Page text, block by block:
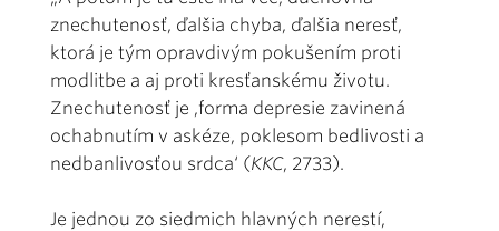
znechutenosť, ďalšia chyba, ďalšia neresť,
ktorá je tým opravdivým pokušením proti
modlitbe a aj proti kresťanskému životu.
Znechutenosť je ,forma depresie zavinená
ochabnutím v askéze, poklesom bedlivosti a
nedbanlivosťou srdca‘ (KKC, 2733).
Je jednou zo siedmich hlavných nerestí,